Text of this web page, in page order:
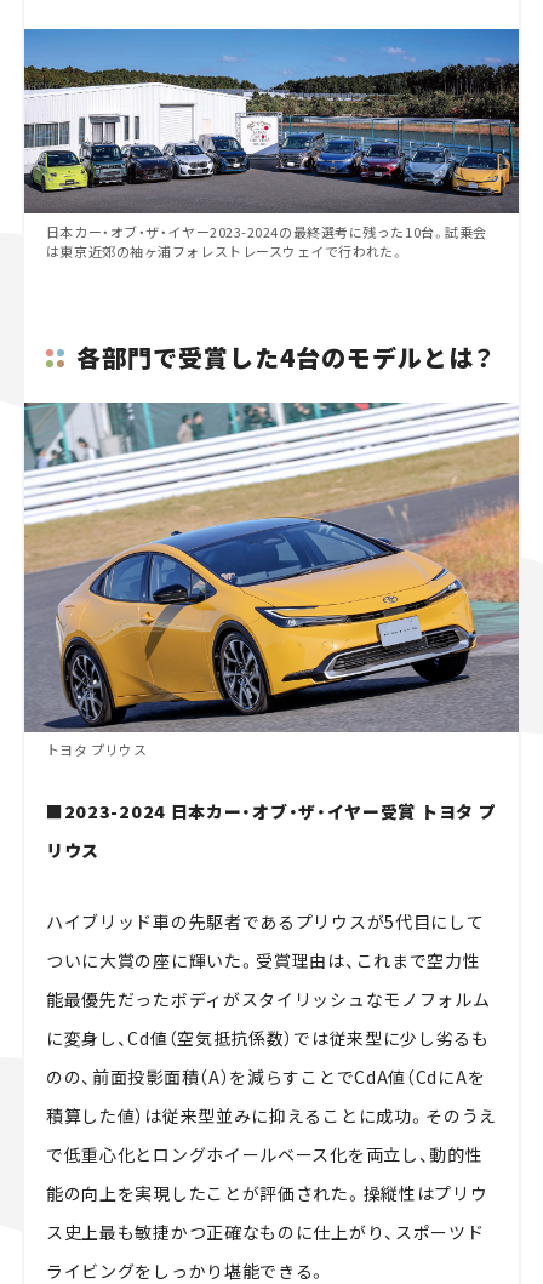
日本カー・オブ・ザ・イヤー2023-2024の最終選考に残った10台。試乗会
は東京近郊の袖ヶ浦フォレストレースウェイで行われた。
各部門で受賞した4台のモデルとは？
トヨタ プリウス
■2023-2024 日本カー・オブ・ザ・イヤー受賞 トヨタ プ
リウス
ハイブリッド車の先駆者であるプリウスが5代目にして
ついに大賞の座に輝いた。受賞理由は、これまで空力性
能最優先だったボディがスタイリッシュなモノフォルム
に変身し、Cd値（空気抵抗係数）では従来型に少し劣るも
のの、前面投影面積（A）を減らすことでCdA値（CdにAを
積算した値）は従来型並みに抑えることに成功。そのうえ
で低重心化とロングホイールベース化を両立し、動的性
能の向上を実現したことが評価された。操縦性はプリウ
ス史上最も敏捷かつ正確なものに仕上がり、スポーツド
ライビングをしっかり堪能できる。